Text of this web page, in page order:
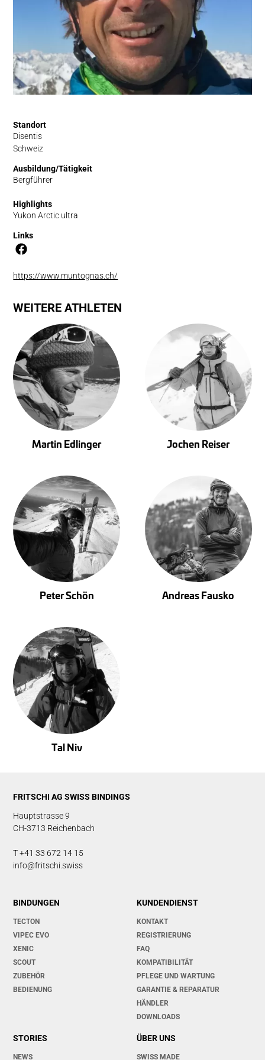
Standort
Disentis
Schweiz
Ausbildung/Tätigkeit
Bergführer
Highlights
Yukon Arctic ultra
Links
https://www.muntognas.ch/
WEITERE ATHLETEN
Martin Edlinger Jochen Reiser
Peter Schön Andreas Fausko
Tal Niv
FRITSCHI AG SWISS BINDINGS
Hauptstrasse 9
CH-3713 Reichenbach
T +41 33 672 14 15
info@fritschi.swiss
BINDUNGEN
TECTON
VIPEC EVO
XENIC
SCOUT
ZUBEHÖR
BEDIENUNG
KUNDENDIENST
KONTAKT
REGISTRIERUNG
FAQ
KOMPATIBILITÄT
PFLEGE UND WARTUNG
GARANTIE & REPARATUR
HÄNDLER
DOWNLOADS
STORIES
NEWS
ÜBER UNS
SWISS MADE